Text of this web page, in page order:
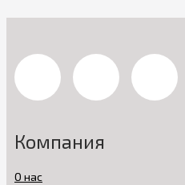
Компания
О нас